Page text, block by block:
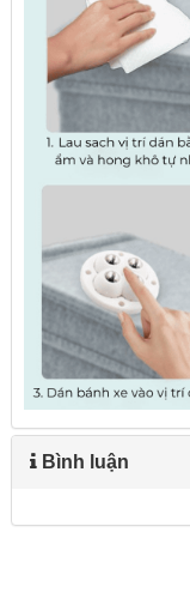
Bình luận